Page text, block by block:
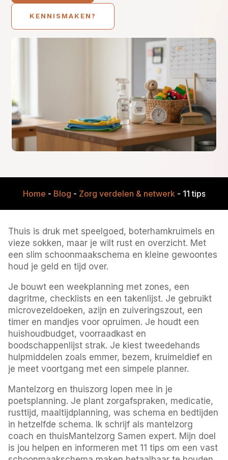
KENNISMAKEN?
Home - Blog - Zorg verdelen & netwerk - 11 tips om
Thuis is druk met speelgoed, boterhamkruimels en
vieze sokken, maar je wilt rust en overzicht. Met
een slim schoonmaakschema en kleine gewoontes
houd je geld en tijd over.
Je bouwt een weekplanning met zones, een
dagritme, checklists en een takenlijst. Je gebruikt
microvezeldoeken, azijn en zuiveringszout, een
timer en mandjes voor opruimen. Je houdt een
huishoudbudget, voorraadkast en
boodschappenlijst strak. Je kiest tweedehands
hulpmiddelen zoals emmer, bezem, kruimeldief en
je meet voortgang met een simpele planner.
Mantelzorg en thuiszorg lopen mee in je
poetsplanning. Je plant zorgafspraken, medicatie,
rusttijd, maaltijdplanning, was schema en bedtijden
in hetzelfde schema. Ik schrijf als mantelzorg
coach en thuisMantelzorg Samen expert. Mijn doel
is jou helpen en informeren met 11 tips om een vast